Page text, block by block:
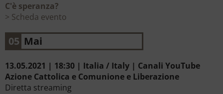
C'è speranza?
Scheda evento
05 Mai
13.05.2021 | 18:30 | Italia / Italy | Canali YouTube
Azione Cattolica e Comunione e Liberazione
Diretta streaming